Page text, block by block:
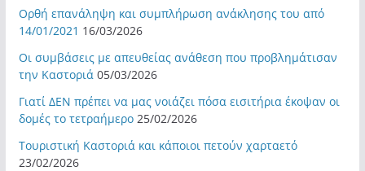
Ορθή επανάληψη και συμπλήρωση ανάκλησης του από
14/01/2021 16/03/2026
Οι συμβάσεις με απευθείας ανάθεση που προβλημάτισαν
την Καστοριά 05/03/2026
Γιατί ΔΕΝ πρέπει να μας νοιάζει πόσα εισιτήρια έκοψαν οι
δομές το τετραήμερο 25/02/2026
Τουριστική Καστοριά και κάποιοι πετούν χαρταετό
23/02/2026